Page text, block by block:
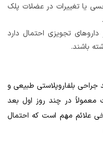
یا تغییرات در عضلات پلک
داروهای تجویزی احتمال دارد
باشند.
جراحی بلفاروپلاستی طبیعی و
در چند روز اول بعد
علائم مهم است که احتمال